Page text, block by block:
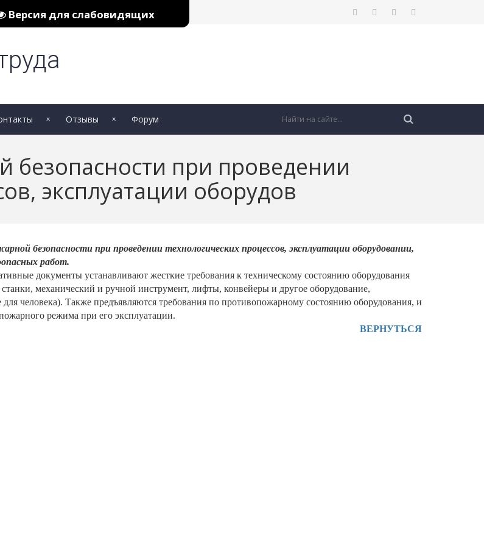
Версия для слабовидящих
Отзывы Форум
безопасности при проведении
эксплуатации оборудов
безопасности при проведении технологических процессов, эксплуатации оборудовании,
работ.
документы устанавливают жесткие требования к техническому состоянию оборудования
механический и ручной инструмент, лифты, конвейеры и другое оборудование,
для человека). Также предъявляются требования по противопожарному состоянию оборудования, и
режима при его эксплуатации.
ВЕРНУТЬСЯ